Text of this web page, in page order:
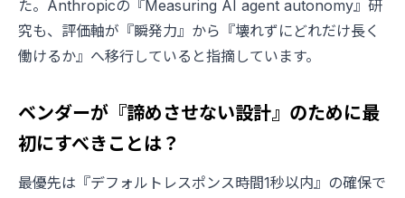
た。Anthropicの『Measuring AI agent autonomy』研
究も、評価軸が『瞬発力』から『壊れずにどれだけ長く
働けるか』へ移行していると指摘しています。
ベンダーが『諦めさせない設計』のために最
初にすべきことは？
最優先は『デフォルトレスポンス時間1秒以内』の確保で